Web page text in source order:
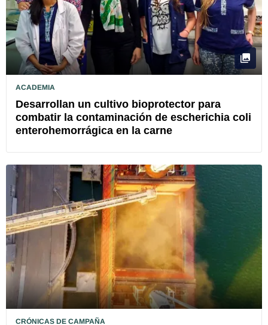
ACADEMIA
Desarrollan un cultivo bioprotector para
combatir la contaminación de escherichia coli
enterohemorrágica en la carne
CRÓNICAS DE CAMPAÑA